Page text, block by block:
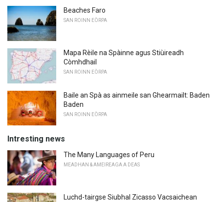
Beaches Faro
SAN ROINN EÒRPA
Mapa Rèile na Spàinne agus Stiùireadh
Còmhdhail
SAN ROINN EÒRPA
Baile an Spà as ainmeile san Ghearmailt: Baden
Baden
SAN ROINN EÒRPA
Intresting news
The Many Languages ​​of Peru
MEADHAN & AMEIREAGA A DEAS
Luchd-tairgse Siubhal Zicasso Vacsaichean